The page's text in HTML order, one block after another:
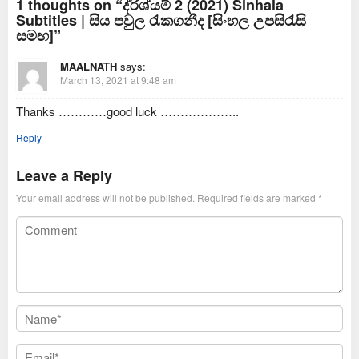
1 thoughts on “ද්රිශ්යම් 2 (2021) Sinhala
Subtitles | සිය පවුල රැකගනීද [සිංහල උපසිරැසි
සමඟ]”
MAALNATH says:
March 13, 2021 at 9:48 am
Thanks …………good luck ………………..
Reply
Leave a Reply
Your email address will not be published. Required fields are marked *